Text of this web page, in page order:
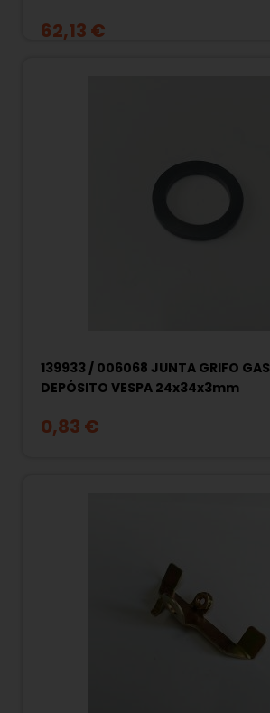
125/150/200, X9 125/250, Xevo 125,
62,13 €
139933 / 006068 JUNTA GRIFO
DEPÓSITO VESPA 24x34x3mm
0,83 €